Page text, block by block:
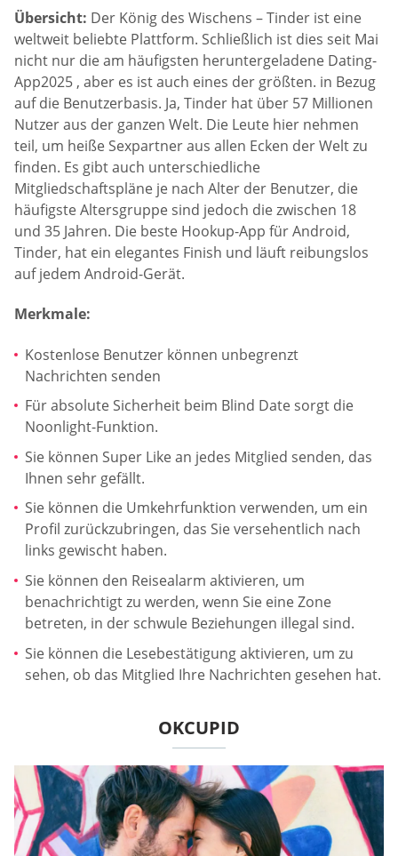
Übersicht: Der König des Wischens – Tinder ist eine
weltweit beliebte Plattform. Schließlich ist dies seit Mai
nicht nur die am häufigsten heruntergeladene Dating-
App2025 , aber es ist auch eines der größten. in Bezug
auf die Benutzerbasis. Ja, Tinder hat über 57 Millionen
Nutzer aus der ganzen Welt. Die Leute hier nehmen
teil, um heiße Sexpartner aus allen Ecken der Welt zu
finden. Es gibt auch unterschiedliche
Mitgliedschaftspläne je nach Alter der Benutzer, die
häufigste Altersgruppe sind jedoch die zwischen 18
und 35 Jahren. Die beste Hookup-App für Android,
Tinder, hat ein elegantes Finish und läuft reibungslos
auf jedem Android-Gerät.
Merkmale:
Kostenlose Benutzer können unbegrenzt
Nachrichten senden
Für absolute Sicherheit beim Blind Date sorgt die
Noonlight-Funktion.
Sie können Super Like an jedes Mitglied senden, das
Ihnen sehr gefällt.
Sie können die Umkehrfunktion verwenden, um ein
Profil zurückzubringen, das Sie versehentlich nach
links gewischt haben.
Sie können den Reisealarm aktivieren, um
benachrichtigt zu werden, wenn Sie eine Zone
betreten, in der schwule Beziehungen illegal sind.
Sie können die Lesebestätigung aktivieren, um zu
sehen, ob das Mitglied Ihre Nachrichten gesehen hat.
OKCUPID